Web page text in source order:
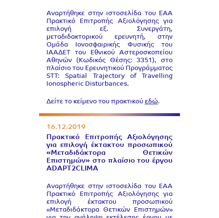
Αναρτήθηκε στην ιστοσελίδα του EAA
Πρακτικό Επιτροπής Αξιολόγησης για
επιλογή εξ. Συνεργάτη,
μεταδιδακτορικού ερευνητή, στην
Ομάδα Ιονοσφαιρικής Φυσικής του
ΙΑΑΔΕΤ του Εθνικού Αστεροσκοπείου
Αθηνών (Κωδικός Θέσης: 3351), στο
πλαίσιο του Ερευνητικού Προγράμματος
STT: Spatial Trajectory of Travelling
Ionospheric Disturbances.
Δείτε το κείμενο του πρακτικού εδώ.
16.12.2019
Πρακτικό Επιτροπής Αξιολόγησης
για επιλογή έκτακτου προσωπικού
«Μεταδιδάκτορα Θετικών
Επιστημών» στο πλαίσιο του έργου
ADAPT2CLIMA
Αναρτήθηκε στην ιστοσελίδα του EAA
Πρακτικό Επιτροπής Αξιολόγησης για
επιλογή έκτακτου προσωπικού
«Μεταδιδάκτορα Θετικών Επιστημών»